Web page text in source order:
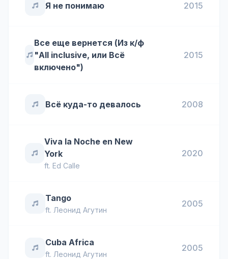
Я не понимаю 2015
Все еще вернется (Из к/ф
"All inclusive, или Всё
включено")
2015
Всё куда-то девалось 2008
Viva la Noche en New
York
ft.Ed Calle
2020
Tango
ft. Леонид Агутин
2005
Cuba Africa
ft. Леонид Агутин
2005